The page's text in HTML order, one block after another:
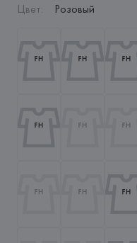
Цвет: Розовый